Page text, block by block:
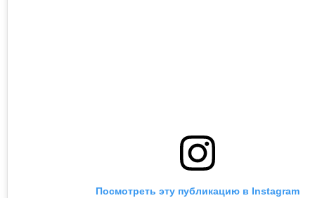
Посмотреть эту публикацию в Instagram